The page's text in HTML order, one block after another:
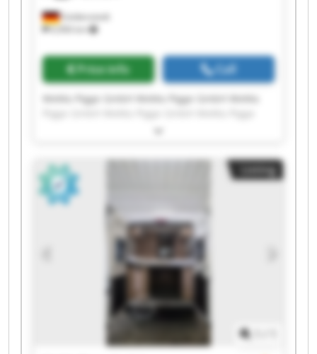
Goldenstedt
6,906 km
Price info Call
WeMa Pigge GmbH WeMa Pigge GmbH WeMa
GmbH WeMa Pigge GmbH WeMa Pigge GmbH
Pigge GmbH WeMa Pigge GmbH WeMa Pigge
GmbH WeMa Pigge GmbH WeMa Pigge GmbH
WeMa Pigge GmbH WeMa Pigge GmbH WeMa
Pigge GmbH WeMa Pigge GmbH WeMa Pigge
GmbH WeMa Pigge GmbH
Listing